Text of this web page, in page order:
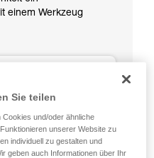
einem Werkzeug
Sie teilen
und/oder ähnliche
unserer Website zu
individuell zu gestalten und
geben auch Informationen über Ihr